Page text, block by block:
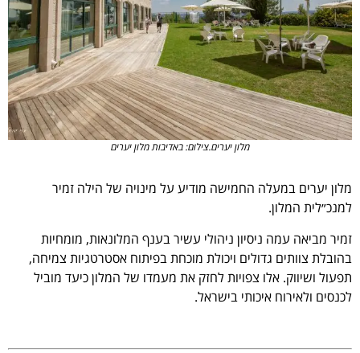
מלון יערים.צילום: באדיבות מלון יערים
מלון יערים במעלה החמישה מודיע על מינויה של הילה זמיר
למנכ״לית המלון.
זמיר מביאה עמה ניסיון ניהולי עשיר בענף המלונאות, מומחיות
בהובלת צוותים גדולים ויכולת מוכחת בפיתוח אסטרטגיות צמיחה,
תפעול ושיווק. אלו צפויות לחזק את מעמדו של המלון כיעד מוביל
לכנסים ולאירוח איכותי בישראל.